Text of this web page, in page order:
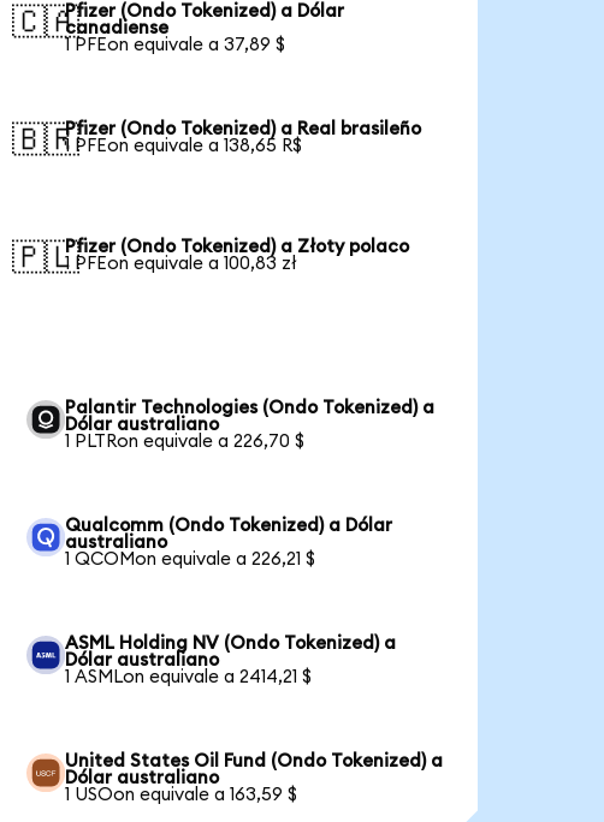
🇨🇦Pfizer (Ondo Tokenized) a Dólar
canadiense
1 PFEon equivale a 37,89 $
🇧🇷Pfizer (Ondo Tokenized) a Real brasileño
1 PFEon equivale a 138,65 R$
🇵🇱Pfizer (Ondo Tokenized) a Złoty polaco
1 PFEon equivale a 100,83 zł
Palantir Technologies (Ondo Tokenized) a
Dólar australiano
1 PLTRon equivale a 226,70 $
Qualcomm (Ondo Tokenized) a Dólar
australiano
1 QCOMon equivale a 226,21 $
ASML Holding NV (Ondo Tokenized) a
Dólar australiano
1 ASMLon equivale a 2414,21 $
United States Oil Fund (Ondo Tokenized) a
Dólar australiano
1 USOon equivale a 163,59 $